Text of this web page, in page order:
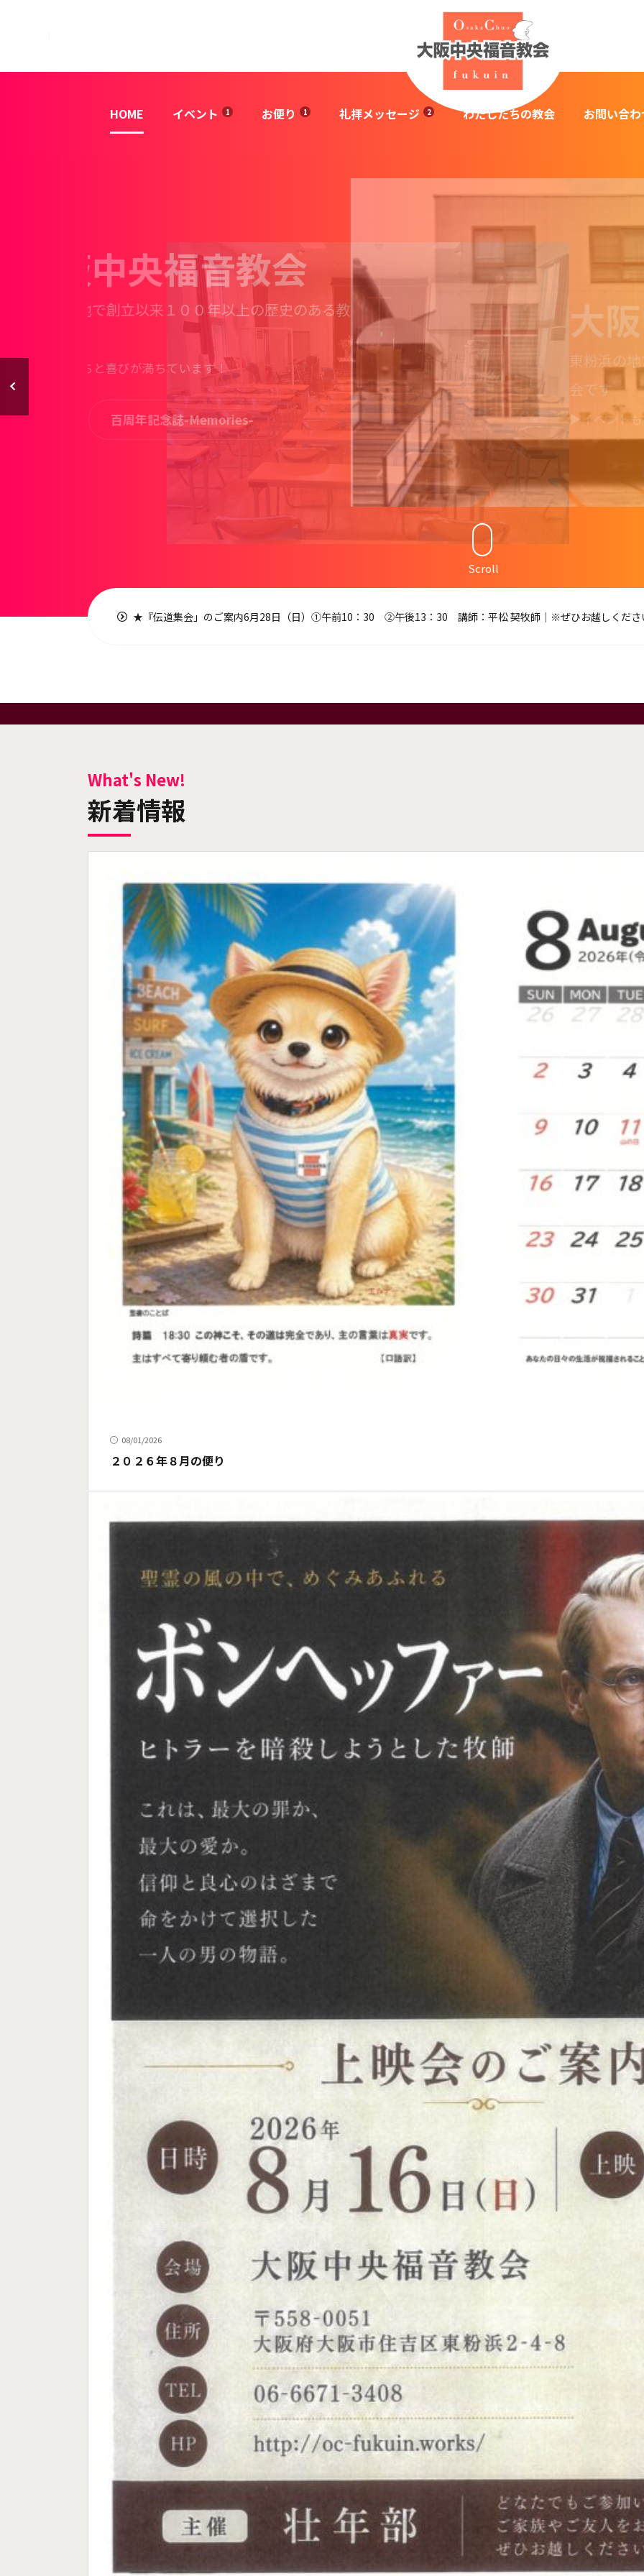
HOME イベント お便り 礼拝メッセージ わたしたちの教会 お問い合
大阪中央福音教会
東粉浜の地で創立以来１００年以上の歴史のある教
会です
第8代目の仲良しな伝道者夫妻です♡
お便り-letters-
中央福音教会
の地で創立以来１００年以上の歴史のある教
百周年記念誌-Memories-
大阪中
東粉浜の地で創立
▶イベントも色々…
大阪中央福音教会
東粉浜の地で創立以来１００年以上の歴史のある教
会です
第8代目の仲良しな伝道者夫妻です♡
お便り-letters-
大阪中央福音教会
東粉浜の地で創立以来１００年以上の歴史のある教
会です
★愛といのちと喜びが満ちています！
百周年記念誌-Memories-
Scroll
★『伝道集会」のご案内6月28日（日）①午前10：30 ②午後13：30 講師：平松 契牧師｜※ぜひお越しくだ
新着情報
What's New!
08/01/2026
２０２６年８月の便り